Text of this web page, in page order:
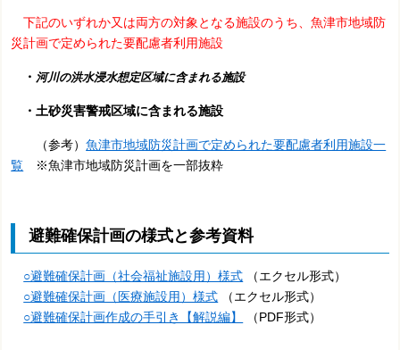
下記のいずれか又は両方の対象となる施設のうち、魚津市地域防
災計画で定められた要配慮者利用施設
・ 河川の洪水浸水想定区域に含まれる施設
・土砂災害警戒区域に含まれる施設
（参考）魚津市地域防災計画で定められた要配慮者利用施設一
覧 ※魚津市地域防災計画を一部抜粋
避難確保計画の様式と参考資料
○避難確保計画（社会福祉施設用）様式 （エクセル形式）
○避難確保計画（医療施設用）様式 （エクセル形式）
○避難確保計画作成の手引き【解説編】
（PDF形式）